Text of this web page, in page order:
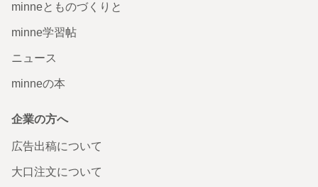
minneとものづくりと
minne学習帖
ニュース
minneの本
企業の方へ
広告出稿について
大口注文について